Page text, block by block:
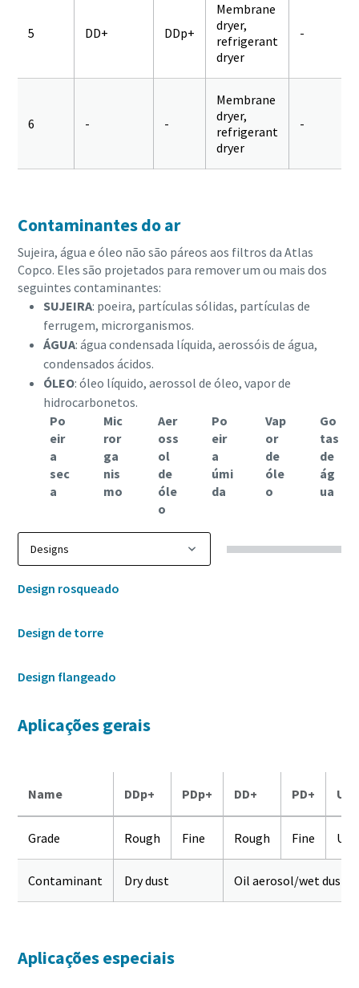
5 DD+ DDp+
Membrane
dryer,
refrigerant
dryer
-
6 - -
Membrane
dryer,
refrigerant
dryer
-
Contaminantes do ar
Sujeira, água e óleo não são páreos aos filtros da Atlas
Copco. Eles são projetados para remover um ou mais dos
seguintes contaminantes:
SUJEIRA: poeira, partículas sólidas, partículas de
ferrugem, microrganismos.
ÁGUA: água condensada líquida, aerossóis de água,
condensados ácidos.
ÓLEO: óleo líquido, aerossol de óleo, vapor de
hidrocarbonetos.
Po
eir
a
sec
a
Mic
ror
ga
nis
mo
Aer
oss
ol
de
óle
o
Po
eir
a
úmi
da
Vap
or
de
óle
o
Go
tas
de
ág
ua
Design rosqueado
Design de torre
Design flangeado
Aplicações gerais
Name DDp+ PDp+ DD+ PD+
Grade Rough Fine Rough Fine
Contaminant Dry dust Oil aerosol/wet dust
Aplicações especiais